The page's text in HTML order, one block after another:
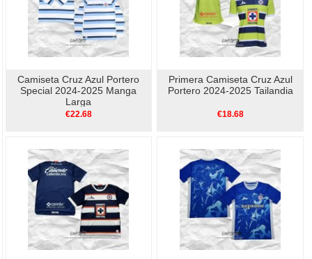
Camiseta Cruz Azul Portero
Special 2024-2025 Manga
Larga
€22.68
Primera Camiseta Cruz Azul
Portero 2024-2025 Tailandia
€18.68